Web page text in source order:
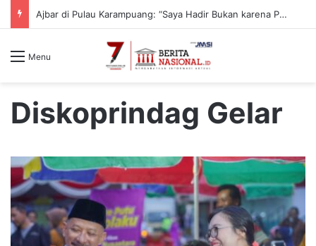
Ajbar di Pulau Karampuang: “Saya Hadir Bukan karena Pemilu, tapi karena Tanggung Jawab Moral”
Menu
Diskoprindag Gelar